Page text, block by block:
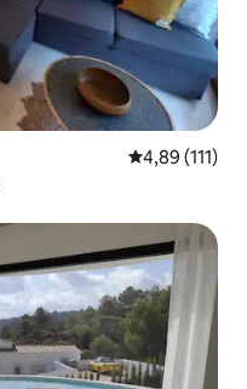
Évaluation
4,89 (111)